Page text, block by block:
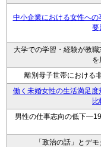
中小企業における女性へ
要
大学での学習・経験が教
を
離別母子世帯における
働く未婚女性の生活満足
男性の仕事志向の低下
「政治の話」とデ